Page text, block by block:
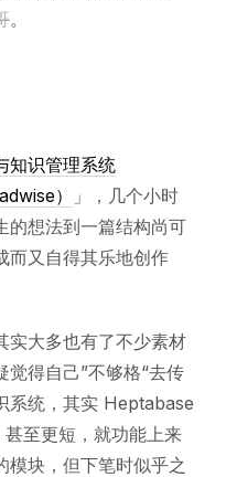
。
知识管理系统
）
」，几个小时
的想法到一篇结构尚可
而又自得其乐地创作
实大多也有了不少素材
觉得自己”不够格“去传
系统，其实 Heptabase
至更短，就功能上来
模块，但下笔时似乎之